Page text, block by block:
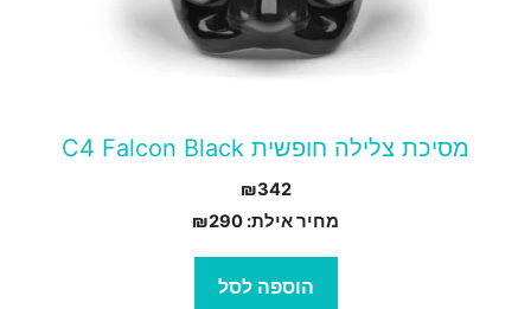
מסיכת צלילה חופשית C4 Falcon Black
₪342
מחיר אילת:
₪290
הוספה לסל